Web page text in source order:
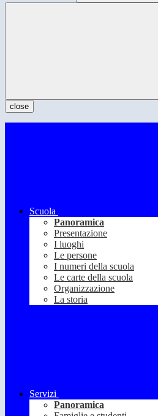
close
Scuola
Panoramica
Presentazione
I luoghi
Le persone
I numeri della scuola
Le carte della scuola
Organizzazione
La storia
Servizi
Panoramica